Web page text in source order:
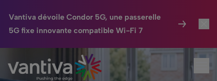
Vantiva dévoile Condor 5G, une passerelle
5G fixe innovante compatible Wi-Fi 7
Passer au contenu principal
Maison Connectée
HomeSight